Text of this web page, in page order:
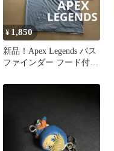
¥ 1,850
新品！Apex Legends パス
ファインダー フード付き